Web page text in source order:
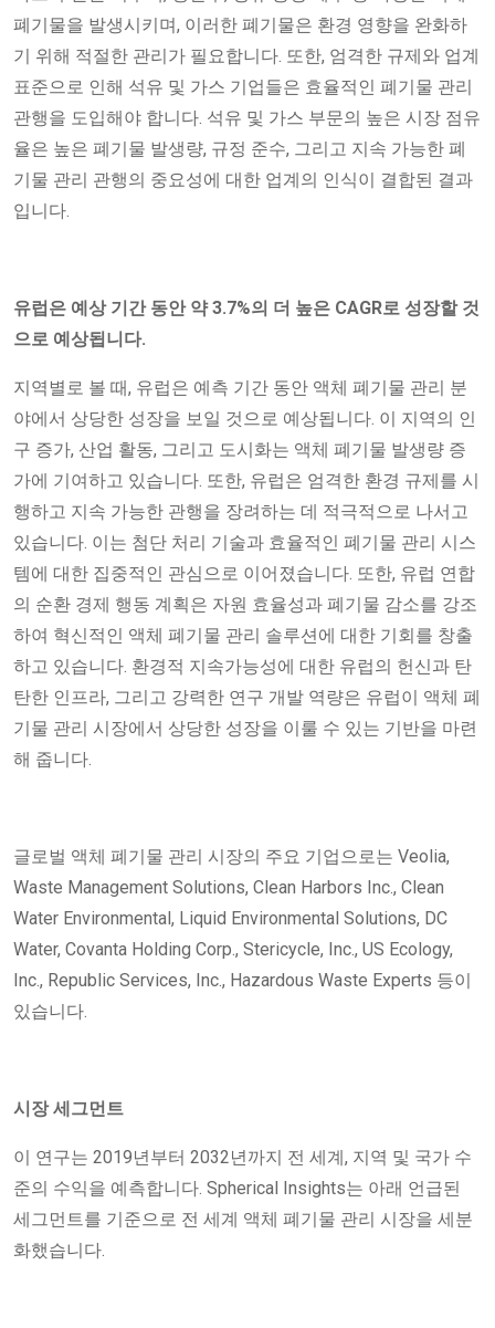
폐기물을 발생시키며, 이러한 폐기물은 환경 영향을 완화하
기 위해 적절한 관리가 필요합니다. 또한, 엄격한 규제와 업계
표준으로 인해 석유 및 가스 기업들은 효율적인 폐기물 관리
관행을 도입해야 합니다. 석유 및 가스 부문의 높은 시장 점유
율은 높은 폐기물 발생량, 규정 준수, 그리고 지속 가능한 폐
기물 관리 관행의 중요성에 대한 업계의 인식이 결합된 결과
입니다.
유럽은 예상 기간 동안 약 3.7%의 더 높은 CAGR로 성장할 것
으로 예상됩니다.
지역별로 볼 때, 유럽은 예측 기간 동안 액체 폐기물 관리 분
야에서 상당한 성장을 보일 것으로 예상됩니다. 이 지역의 인
구 증가, 산업 활동, 그리고 도시화는 액체 폐기물 발생량 증
가에 기여하고 있습니다. 또한, 유럽은 엄격한 환경 규제를 시
행하고 지속 가능한 관행을 장려하는 데 적극적으로 나서고
있습니다. 이는 첨단 처리 기술과 효율적인 폐기물 관리 시스
템에 대한 집중적인 관심으로 이어졌습니다. 또한, 유럽 연합
의 순환 경제 행동 계획은 자원 효율성과 폐기물 감소를 강조
하여 혁신적인 액체 폐기물 관리 솔루션에 대한 기회를 창출
하고 있습니다. 환경적 지속가능성에 대한 유럽의 헌신과 탄
탄한 인프라, 그리고 강력한 연구 개발 역량은 유럽이 액체 폐
기물 관리 시장에서 상당한 성장을 이룰 수 있는 기반을 마련
해 줍니다.
글로벌 액체 폐기물 관리 시장의 주요 기업으로는 Veolia,
Waste Management Solutions, Clean Harbors Inc., Clean
Water Environmental, Liquid Environmental Solutions, DC
Water, Covanta Holding Corp., Stericycle, Inc., US Ecology,
Inc., Republic Services, Inc., Hazardous Waste Experts 등이
있습니다.
시장 세그먼트
이 연구는 2019년부터 2032년까지 전 세계, 지역 및 국가 수
준의 수익을 예측합니다. Spherical Insights는 아래 언급된
세그먼트를 기준으로 전 세계 액체 폐기물 관리 시장을 세분
화했습니다.